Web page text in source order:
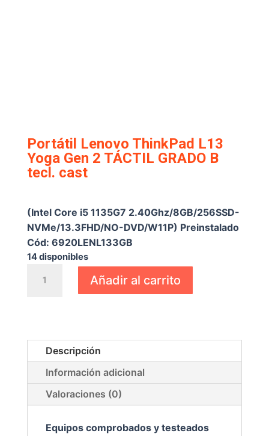
Portátil Lenovo ThinkPad L13
Yoga Gen 2 TÁCTIL GRADO B
tecl. cast
(Intel Core i5 1135G7 2.40Ghz/8GB/256SSD-
NVMe/13.3FHD/NO-DVD/W11P) Preinstalado
Cód: 6920LENL133GB
14 disponibles
Lenovo
2
TÁCTIL
GRADO
B
Añadir al carrito
Descripción
Información adicional
Valoraciones (0)
Equipos comprobados y testeados